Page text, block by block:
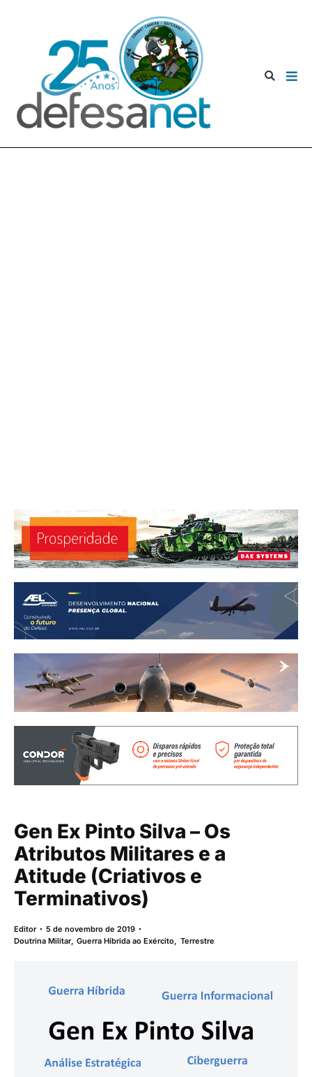
Gen Ex Pinto Silva – Os
Atributos Militares e a
Atitude (Criativos e
Terminativos)
Editor
5 de novembro de 2019
Doutrina Militar,Guerra Híbrida ao Exército, Terrestre